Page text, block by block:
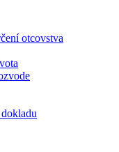
otcovstva